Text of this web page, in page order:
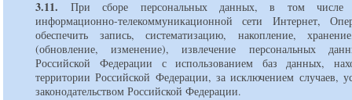
3.11. При сборе персональных данных, в том числе
информационно-телекоммуникационной сети Интернет,
обеспечить запись, систематизацию, накопление,
(обновление, изменение), извлечение персональных
Российской Федерации с использованием баз данных,
территории Российской Федерации, за исключением случаев,
законодательством Российской Федерации.